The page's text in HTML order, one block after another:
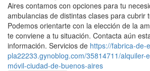
Aires contamos con opciones para tu
ambulancias de distintas clases para cubrir
Podemos orientarte con la elección de la
te conviene a tu situación. Contacta aún
información. Servicios de https://fabrica-de-
pla22233.gynoblog.com/35814711/alquiler-
móvil-ciudad-de-buenos-aires